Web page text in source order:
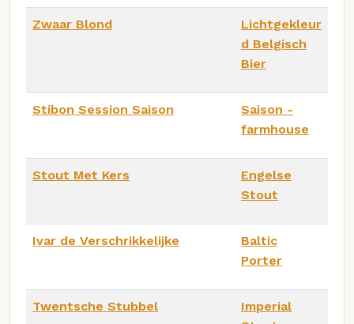
Zwaar Blond
Lichtgekleur
d Belgisch
Bier
Stibon Session Saison
Saison -
farmhouse
Stout Met Kers
Engelse
Stout
Ivar de Verschrikkelijke
Baltic
Porter
Twentsche Stubbel
Imperial